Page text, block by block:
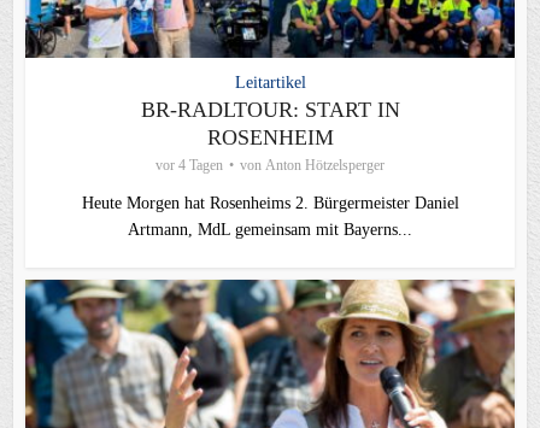
Leitartikel
BR-RADLTOUR: START IN
ROSENHEIM
vor 4 Tagen von Anton Hötzelsperger
Heute Morgen hat Rosenheims 2. Bürgermeister Daniel
Artmann, MdL gemeinsam mit Bayerns...